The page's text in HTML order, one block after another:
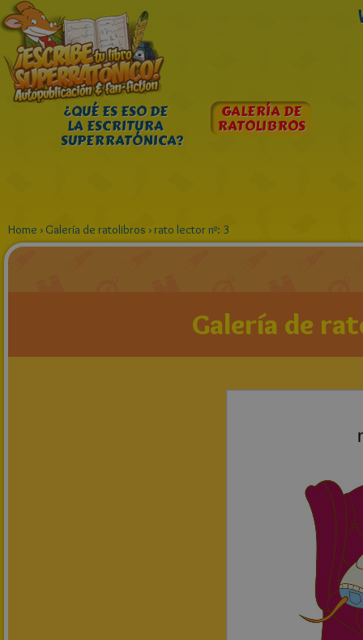
¿QUÉ ES ESO DE
LA ESCRITURA
SUPERRATÓNICA?
GALERÍA DE
RATOLIBROS
Home › Galería de ratolibros › rato lector nº: 3
Galería de